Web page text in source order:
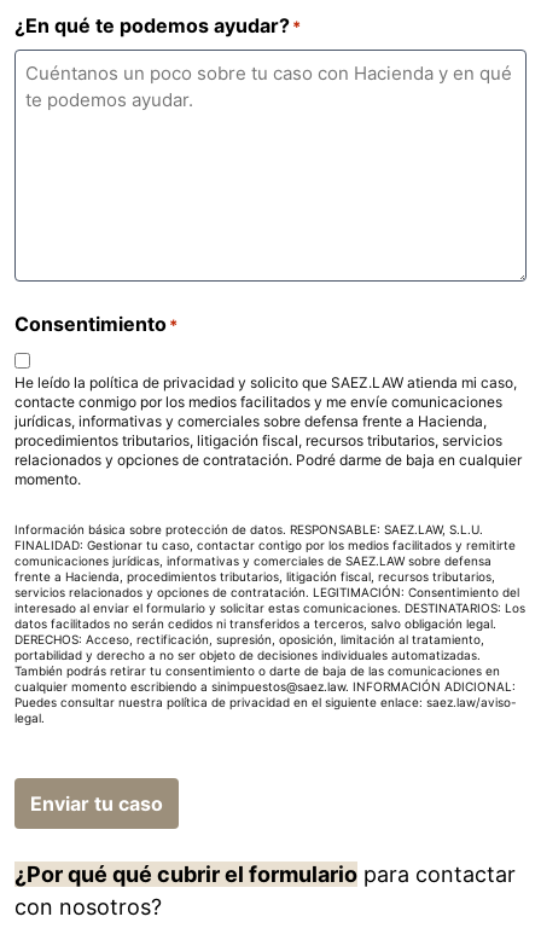
¿En qué te podemos ayudar?*
Consentimiento*
He leído la política de privacidad y solicito que SAEZ.LAW atienda mi caso,
contacte conmigo por los medios facilitados y me envíe comunicaciones
jurídicas, informativas y comerciales sobre defensa frente a Hacienda,
procedimientos tributarios, litigación fiscal, recursos tributarios, servicios
relacionados y opciones de contratación. Podré darme de baja en cualquier
momento.
Información básica sobre protección de datos. RESPONSABLE: SAEZ.LAW, S.L.U.
FINALIDAD: Gestionar tu caso, contactar contigo por los medios facilitados y remitirte
comunicaciones jurídicas, informativas y comerciales de SAEZ.LAW sobre defensa
frente a Hacienda, procedimientos tributarios, litigación fiscal, recursos tributarios,
servicios relacionados y opciones de contratación. LEGITIMACIÓN: Consentimiento del
interesado al enviar el formulario y solicitar estas comunicaciones. DESTINATARIOS: Los
datos facilitados no serán cedidos ni transferidos a terceros, salvo obligación legal.
DERECHOS: Acceso, rectificación, supresión, oposición, limitación al tratamiento,
portabilidad y derecho a no ser objeto de decisiones individuales automatizadas.
También podrás retirar tu consentimiento o darte de baja de las comunicaciones en
cualquier momento escribiendo a sinimpuestos@saez.law. INFORMACIÓN ADICIONAL:
Puedes consultar nuestra política de privacidad en el siguiente enlace: saez.law/aviso-
legal.
Enviar tu caso
¿Por qué qué cubrir el formulario para contactar
con nosotros?